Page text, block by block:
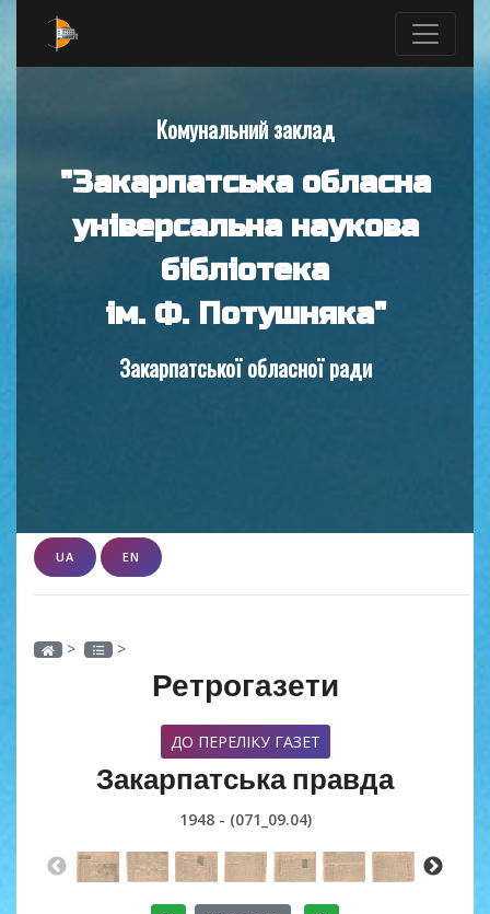
Комунальний заклад
"Закарпатська обласна
універсальна наукова
бібліотека
ім. Ф. Потушняка"
Закарпатської обласної ради
UA EN
> >
Ретрогазети
ДО ПЕРЕЛІКУ ГАЗЕТ
Закарпатська правда
1948 - (071_09.04)